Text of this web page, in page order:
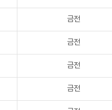
금전
금전
금전
금전